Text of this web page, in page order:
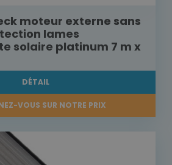
moteur externe sans
lames
solaire platinum 7 m x
DÉTAIL
VOUS SUR NOTRE PRIX